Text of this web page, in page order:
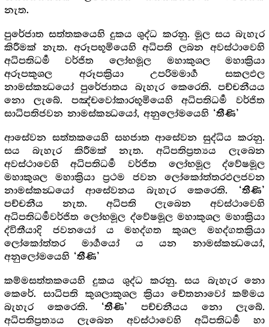
නැත.
පුරේජාත සත්තකයෙහි දුකය ශුද්ධ කරනු. මූල සය බැහැර
කිරීමක් නැත. අරූපභූමියෙහි අධිපති ලබන අවස්ථාවෙහි
අධිපතිධර්‍ම වර්ජිත ලෝභමූල මහාකුශල මහාක්‍රියා
අරූපකුශල අරූපක්‍රියා උපරිමමාර්‍ග සකලඵල
නාමස්කන්‍ධයෝ පුරේජාතය බැහැර කෙරෙති. පච්චනීයය
නො ලැබේ. පඤ්චවෝකාරභූමියෙහි අධිපතිධර්‍ම වර්ජිත
සාධිපතිජවන නාමස්කන්‍ධයෝ, අනුලෝමයෙහි ‘තීණි’
ආසේවන සත්තකයෙහි සහජාත ආසේවන සුද්ධිය කරනු.
සය බැහැර කිරීමක් නැත. අධිපතිප්‍රත්‍යය ලැබෙන
අවස්ථාවෙහි අධිපතිධර්‍ම වර්ජිත ලෝභමූල ද්වේෂමූල
මහාකුශල මහාක්‍රියා ප්‍රථම ජවන ලෝකෝත්තරඵලජවන
නාමස්කන්‍ධයෝ ආසේවනය බැහැර කෙරෙති. ‘තීණි’
පච්චනීය නැත. අධිපති ලැබෙන අවස්ථාවෙහි
අධිපතිධර්‍මවර්ජිත ලෝභමූල ද්වේෂමූල මහාකුශල මහාක්‍රියා
ද්විතීයාදි ජවනයෝ ය මහද්ගත කුශල මහද්ගතක්‍රියා
ලෝකෝත්තර මාර්‍ගයෝ ය යන නාමස්කන්‍ධයෝ,
අනුලෝමයෙහි ‘තීණි’
කම්මසත්තකයෙහි දුකය ශුද්ධ කරනු. සය බැහැර නො
කෙරේ. සාධිපති කුශලාකුශල ක්‍රියා චේතනාවෝ කම්මය
බැහැර කෙරෙති. ‘තීණි’පච්චනීයය නො ලැබේ.
අධිපතිප්‍රත්‍යය ලැබෙන අවස්ථාවෙහි අධිපතිධර්‍ම හා